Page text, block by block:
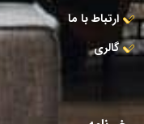
ارتباط با ما
گالری